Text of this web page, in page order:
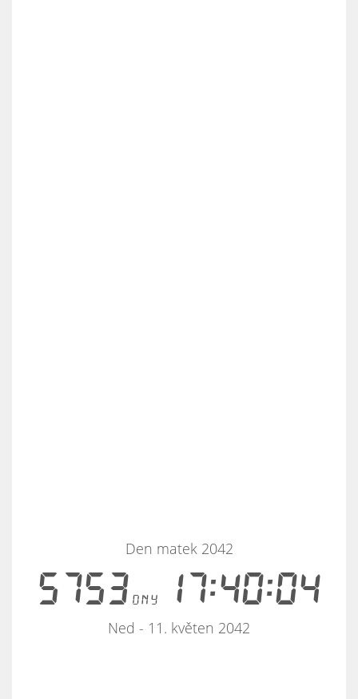
5753dny17:40:04
Den matek 2042
Ned - 11. květen 2042